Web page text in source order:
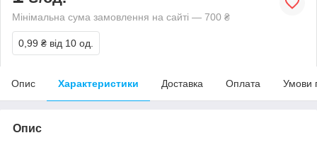
Мінімальна сума замовлення на сайті — 700 ₴
0,99 ₴ від 10 од.
Опис Характеристики Доставка Оплата Умови
Опис